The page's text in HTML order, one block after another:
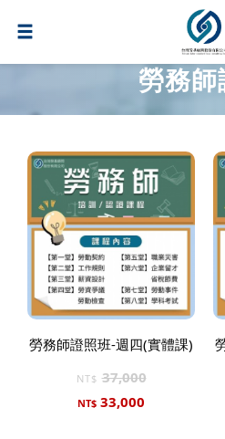
勞務師
勞務師證照班-週四(實體課)
NT$ 37,000
NT$ 33,000